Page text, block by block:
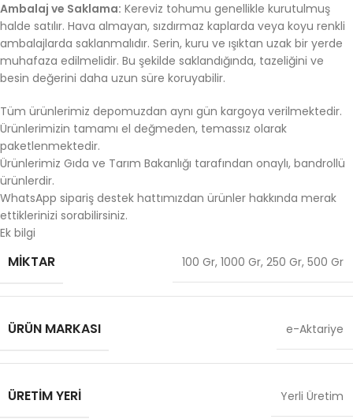
Ambalaj ve Saklama: Kereviz tohumu genellikle kurutulmuş
halde satılır. Hava almayan, sızdırmaz kaplarda veya koyu renkli
ambalajlarda saklanmalıdır. Serin, kuru ve ışıktan uzak bir yerde
muhafaza edilmelidir. Bu şekilde saklandığında, tazeliğini ve
besin değerini daha uzun süre koruyabilir.
Tüm ürünlerimiz depomuzdan aynı gün kargoya verilmektedir.
Ürünlerimizin tamamı el değmeden, temassız olarak
paketlenmektedir.
Ürünlerimiz Gıda ve Tarım Bakanlığı tarafından onaylı, bandrollü
ürünlerdir.
WhatsApp sipariş destek hattımızdan ürünler hakkında merak
ettiklerinizi sorabilirsiniz.
Ek bilgi
MIKTAR 100 Gr, 1000 Gr, 250 Gr, 500 Gr
ÜRÜN MARKASI e-Aktariye
ÜRETIM YERI Yerli Üretim